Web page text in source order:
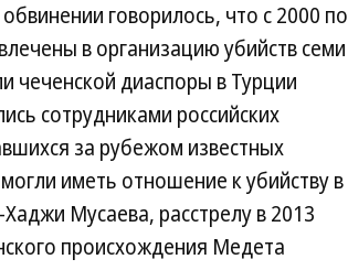
говорилось, что с 2000 по
в организацию убийств семи
чеченской диаспоры в Турции
сотрудниками российских
за рубежом известных
иметь отношение к убийству в
Мусаева, расстрелу в 2013
происхождения Медета